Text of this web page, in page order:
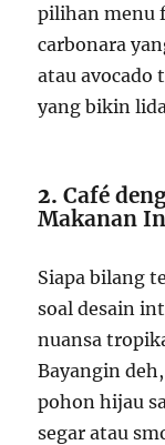
pilihan menu
carbonara
atau avocado
yang bikin
2.Café
Makanan
Siapa bilang
soal desain
nuansa
Bayangin
pohon hijau
segar atau